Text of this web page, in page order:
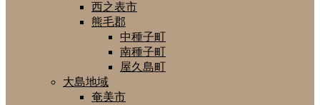
西之表市
熊毛郡
中種子町
南種子町
屋久島町
大島地域
奄美市